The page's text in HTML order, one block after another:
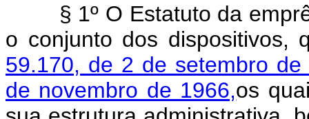
§ 1º O Estatuto da
o conjunto dos dispositivos,
59.170, de 2 de setembro de
de novembro de 1966,os